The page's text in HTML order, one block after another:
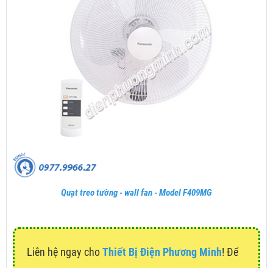
Quạt treo tường - wall fan - Model F409MG
Liên hệ ngay choThiết Bị Điện Phương Minh! Để